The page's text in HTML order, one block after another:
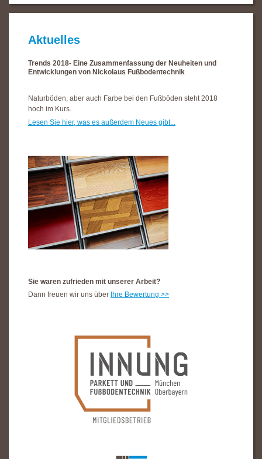
Aktuelles
Trends 2018- Eine Zusammenfassung der Neuheiten und
Entwicklungen von Nickolaus Fußbodentechnik
Naturböden, aber auch Farbe bei den Fußböden steht 2018
hoch im Kurs.
Lesen Sie hier, was es außerdem Neues gibt...
Sie waren zufrieden mit unserer Arbeit?
Dann freuen wir uns über Ihre Bewertung >>